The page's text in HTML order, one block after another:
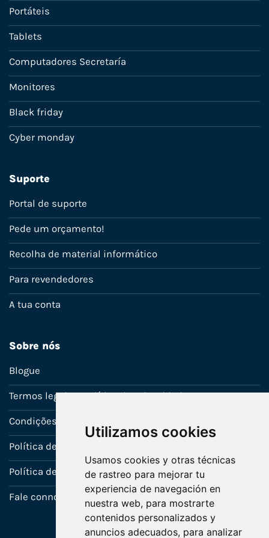
Utilizamos cookies
Usamos cookies y otras técnicas
de rastreo para mejorar tu
experiencia de navegación en
nuestra web, para mostrarte
contenidos personalizados y
anuncios adecuados, para analizar
Portáteis
Tablets
Computadores Secretaría
Monitores
Black friday
Cyber monday
Suporte
Portal de suporte
Pede um orçamento!
Recolha de material informático
Para revendedores
A tua conta
Sobre nós
Blogue
Termos legais e política de privacidade
Condições de venda
Política de Garantia
Política de utilização de cookies
Fale connosco